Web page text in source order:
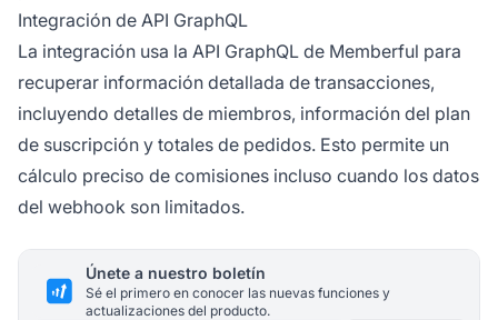
Integración de API GraphQL
La integración usa la API GraphQL de Memberful para
recuperar información detallada de transacciones,
incluyendo detalles de miembros, información del plan
de suscripción y totales de pedidos. Esto permite un
cálculo preciso de comisiones incluso cuando los datos
del webhook son limitados.
Únete a nuestro boletín
Sé el primero en conocer las nuevas funciones y
actualizaciones del producto.